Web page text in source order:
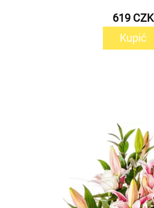
619 CZK
Kupić